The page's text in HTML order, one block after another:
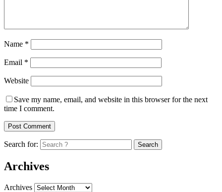
Name *
Email *
Website
Save my name, email, and website in this browser for the next
time I comment.
Search for:
Archives
Archives